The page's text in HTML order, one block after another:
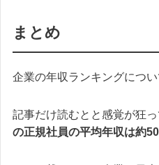
まとめ
企業の年収ランキングについ
記事だけ読むとと感覚が狂っ
の正規社員の平均年収は約